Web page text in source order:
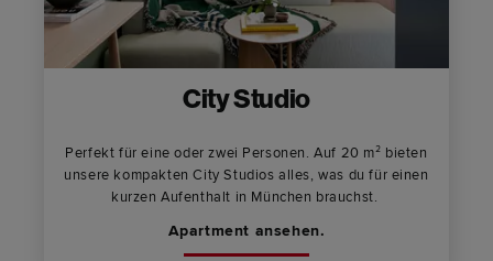
City Studio
Perfekt für eine oder zwei Personen. Auf 20 m² bieten
unsere kompakten City Studios alles, was du für einen
kurzen Aufenthalt in München brauchst.
Apartment ansehen.